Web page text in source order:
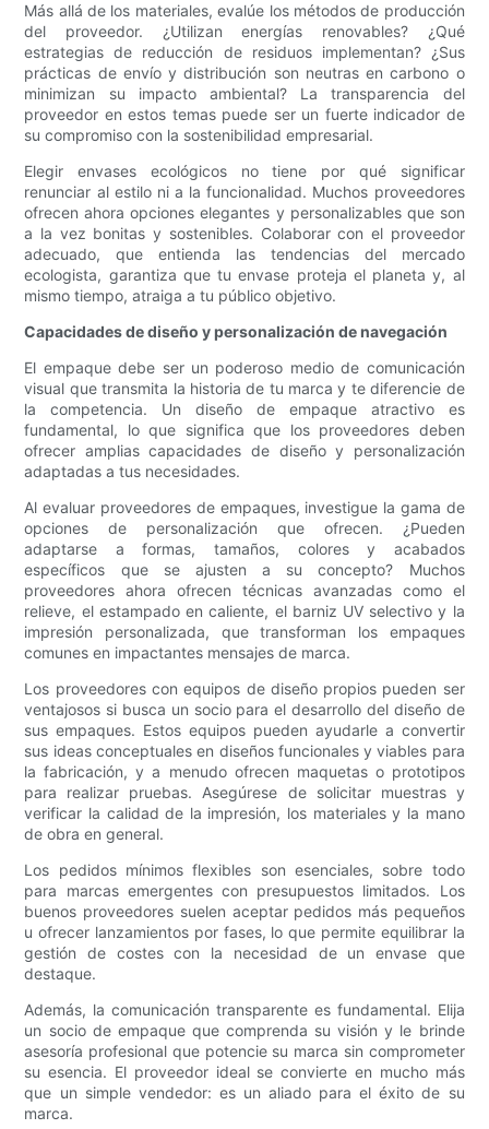
Más allá de los materiales, evalúe los métodos de producción
del proveedor. ¿Utilizan energías renovables? ¿Qué
estrategias de reducción de residuos implementan? ¿Sus
prácticas de envío y distribución son neutras en carbono o
minimizan su impacto ambiental? La transparencia del
proveedor en estos temas puede ser un fuerte indicador de
su compromiso con la sostenibilidad empresarial.
Elegir envases ecológicos no tiene por qué significar
renunciar al estilo ni a la funcionalidad. Muchos proveedores
ofrecen ahora opciones elegantes y personalizables que son
a la vez bonitas y sostenibles. Colaborar con el proveedor
adecuado, que entienda las tendencias del mercado
ecologista, garantiza que tu envase proteja el planeta y, al
mismo tiempo, atraiga a tu público objetivo.
Capacidades de diseño y personalización de navegación
El empaque debe ser un poderoso medio de comunicación
visual que transmita la historia de tu marca y te diferencie de
la competencia. Un diseño de empaque atractivo es
fundamental, lo que significa que los proveedores deben
ofrecer amplias capacidades de diseño y personalización
adaptadas a tus necesidades.
Al evaluar proveedores de empaques, investigue la gama de
opciones de personalización que ofrecen. ¿Pueden
adaptarse a formas, tamaños, colores y acabados
específicos que se ajusten a su concepto? Muchos
proveedores ahora ofrecen técnicas avanzadas como el
relieve, el estampado en caliente, el barniz UV selectivo y la
impresión personalizada, que transforman los empaques
comunes en impactantes mensajes de marca.
Los proveedores con equipos de diseño propios pueden ser
ventajosos si busca un socio para el desarrollo del diseño de
sus empaques. Estos equipos pueden ayudarle a convertir
sus ideas conceptuales en diseños funcionales y viables para
la fabricación, y a menudo ofrecen maquetas o prototipos
para realizar pruebas. Asegúrese de solicitar muestras y
verificar la calidad de la impresión, los materiales y la mano
de obra en general.
Los pedidos mínimos flexibles son esenciales, sobre todo
para marcas emergentes con presupuestos limitados. Los
buenos proveedores suelen aceptar pedidos más pequeños
u ofrecer lanzamientos por fases, lo que permite equilibrar la
gestión de costes con la necesidad de un envase que
destaque.
Además, la comunicación transparente es fundamental. Elija
un socio de empaque que comprenda su visión y le brinde
asesoría profesional que potencie su marca sin comprometer
su esencia. El proveedor ideal se convierte en mucho más
que un simple vendedor: es un aliado para el éxito de su
marca.